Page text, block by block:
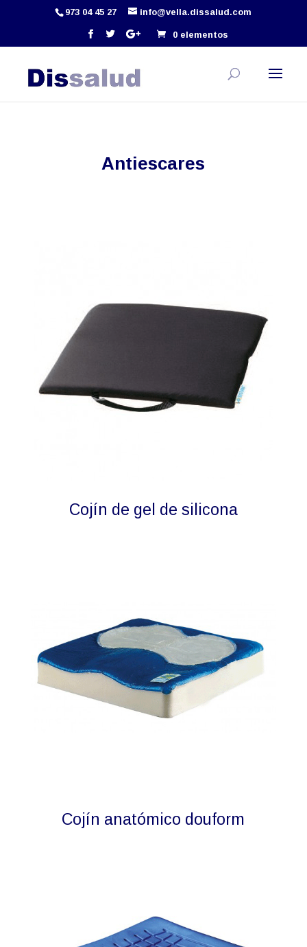
973 04 45 27 info@vella.dissalud.com
0 elementos
Antiescares
Cojín de gel de silicona
Cojín anatómico douform